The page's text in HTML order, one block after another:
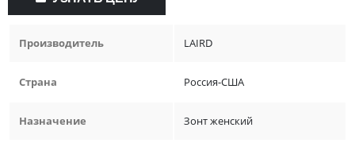
Производитель LAIRD
Страна Россия-США
Назначение Зонт женский